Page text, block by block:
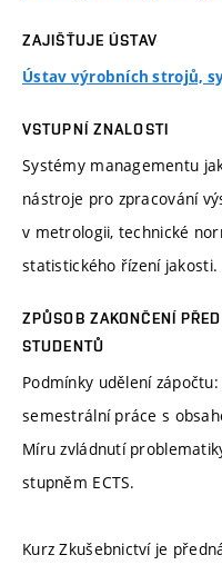
ZAJIŠŤUJE ÚSTAV
Ústav výrobních strojů,
VSTUPNÍ ZNALOSTI
Systémy managementu
nástroje pro zpracování
v metrologii, technické
statistického řízení jakosti.
ZPŮSOB ZAKONČENÍ
STUDENTŮ
Podmínky udělení
semestrální práce s
Míru zvládnutí
stupněm ECTS.
Kurz Zkušebnictví je